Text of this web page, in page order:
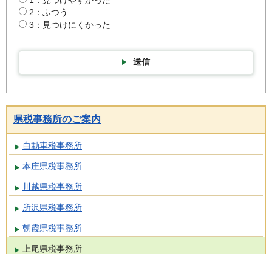
2：ふつう
3：見つけにくかった
送信
県税事務所のご案内
自動車税事務所
本庄県税事務所
川越県税事務所
所沢県税事務所
朝霞県税事務所
上尾県税事務所